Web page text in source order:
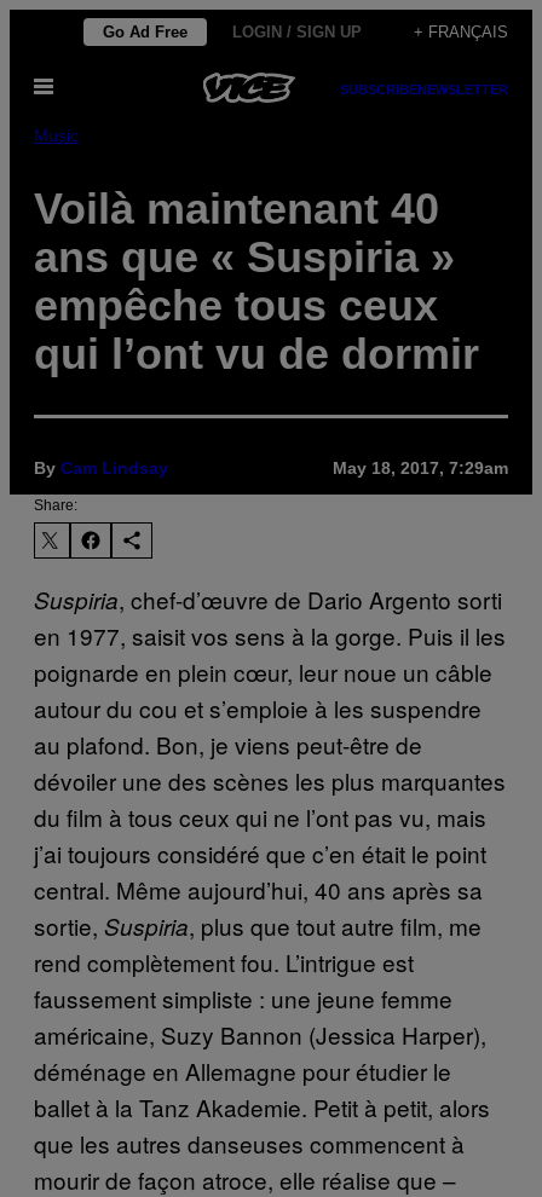
content
Go Ad Free LOGIN / SIGN UP + FRANÇAIS
Open
SUBSCRIBENEWSLETTER
Music
Voilà maintenant 40
ans que « Suspiria »
empêche tous ceux
qui l’ont vu de dormir
By Cam Lindsay May 18, 2017, 7:29am
Share:
Suspiria, chef-d’œuvre de Dario Argento sorti
en 1977, saisit vos sens à la gorge. Puis il les
poignarde en plein cœur, leur noue un câble
autour du cou et s’emploie à les suspendre
au plafond. Bon, je viens peut-être de
dévoiler une des scènes les plus marquantes
du film à tous ceux qui ne l’ont pas vu, mais
j’ai toujours considéré que c’en était le point
central. Même aujourd’hui, 40 ans après sa
sortie, Suspiria, plus que tout autre film, me
rend complètement fou. L’intrigue est
faussement simpliste : une jeune femme
américaine, Suzy Bannon (Jessica Harper),
déménage en Allemagne pour étudier le
ballet à la Tanz Akademie. Petit à petit, alors
que les autres danseuses commencent à
mourir de façon atroce, elle réalise que –